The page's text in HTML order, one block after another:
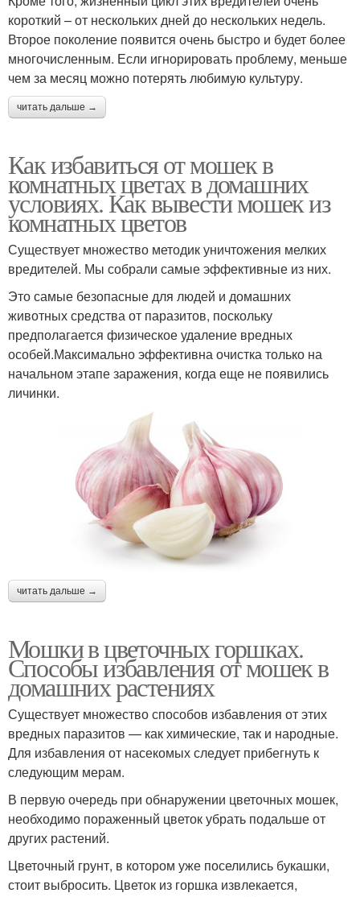
короткий – от нескольких дней до нескольких недель.
Второе поколение появится очень быстро и будет более
многочисленным. Если игнорировать проблему, меньше
чем за месяц можно потерять любимую культуру.
читать дальше →
Как избавиться от мошек в
комнатных цветах в домашних
условиях. Как вывести мошек из
комнатных цветов
Существует множество методик уничтожения мелких
вредителей. Мы собрали самые эффективные из них.
Это самые безопасные для людей и домашних
животных средства от паразитов, поскольку
предполагается физическое удаление вредных
особей.Максимально эффективна очистка только на
начальном этапе заражения, когда еще не появились
личинки.
читать дальше →
Мошки в цветочных горшках.
Способы избавления от мошек в
домашних растениях
Существует множество способов избавления от этих
вредных паразитов — как химические, так и народные.
Для избавления от насекомых следует прибегнуть к
следующим мерам.
В первую очередь при обнаружении цветочных мошек,
необходимо пораженный цветок убрать подальше от
других растений.
Цветочный грунт, в котором уже поселились букашки,
стоит выбросить. Цветок из горшка извлекается,